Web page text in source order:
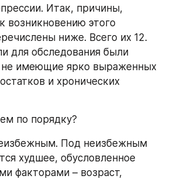
Итак, причины,
возникновению этого
ниже. Всего их 12.
для обследования были
имеющие ярко выраженных
и хронических
по порядку?
Под неизбежным
худшее, обусловленное
факторами – возраст,